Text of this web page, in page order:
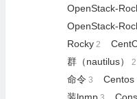
OpenStack-
OpenStack-
Rocky 2
群（nautilus）
2
命令 3 Centos